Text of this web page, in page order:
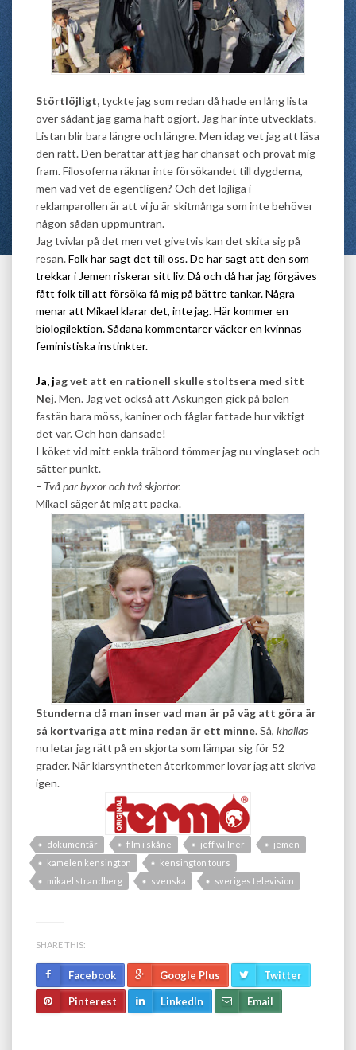
Störtlöjligt,tyckte jag som redan då hade en lång lista
över sådant jag gärna haft ogjort. Jag har inte utvecklats.
Listan blir bara längre och längre. Men idag vet jag att läsa
den rätt. Den berättar att jag har chansat och provat mig
fram. Filosoferna räknar inte försökandet till dygderna,
men vad vet de egentligen? Och det löjliga i
reklamparollen är att vi ju är skitmånga som inte behöver
någon sådan uppmuntran.
Jag tvivlar på det men vet givetvis kan det skita sig på
resan.Folk har sagt det till oss.De har sagt att den som
trekkar i Jemen riskerar sitt liv. Då och då har jag förgäves
fått folk till att försöka få mig på bättre tankar. Några
menar att Mikael klarar det, inte jag. Här kommer en
biologilektion. Sådana kommentarer väcker en kvinnas
feministiska instinkter.
Ja, jag vet att en rationell skulle stoltsera med sitt
Nej. Men. Jag vet också att Askungen gick på balen
fastän bara möss, kaniner och fåglar fattade hur viktigt
det var. Och hon dansade!
I köket vid mitt enkla träbord tömmer jag nu vinglaset och
sätter punkt.
– Två par byxor och två skjortor.
Mikael säger åt mig att packa.
Stunderna då man inser vad man är på väg att göra är
så kortvariga att mina redan är ett minne. Så, khallas
nu letar jag rätt på en skjorta som lämpar sig för 52
grader. När klarsyntheten återkommer lovar jag att skriva
igen.
dokumentär film i skåne jeff willner
jemen
kamelen kensington
kensington tours
mikael strandberg
svenska sveriges television
SHARE THIS:
Facebook Google Plus Twitter
Pinterest LinkedIn Email